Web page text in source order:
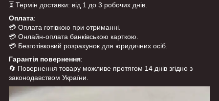
⏳ Термін доставки: від 1 до 3 робочих днів.
Оплата:
💳 Оплата готівкою при отриманні.
💳 Онлайн-оплата банківською карткою.
💳 Безготівковий розрахунок для юридичних осіб.
Гарантія повернення:
🔄 Повернення товару можливе протягом 14 днів згідно з
законодавством України.